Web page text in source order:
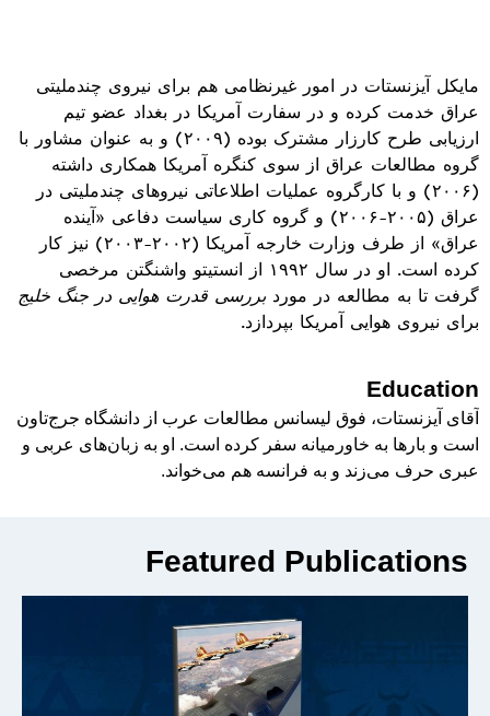
مایکل آیزنستات در امور غیرنظامی هم برای نیروی چندملیتی
عراق خدمت کرده و در سفارت آمریکا در بغداد عضو تیم
ارزیابی طرح کارزار مشترک بوده (۲۰۰۹) و به عنوان مشاور با
گروه مطالعات عراق از سوی کنگره آمریکا همکاری داشته
(۲۰۰۶) و با کارگروه عملیات اطلاعاتی نیروهای چندملیتی در
عراق (۲۰۰۵-۲۰۰۶) و گروه کاری سیاست دفاعی «آینده
عراق» از طرف وزارت خارجه آمریکا (۲۰۰۲-۲۰۰۳) نیز کار
کرده است. او در سال ۱۹۹۲ از انستیتو واشنگتن مرخصی
گرفت تا به مطالعه در موردبررسی قدرت هوایی در جنگ خلیج
برای نیروی هوایی آمریکا بپردازد.
Education
آقای آیزنستات، فوق لیسانس مطالعات عرب از دانشگاه جرج‌تاون
است و بارها به خاورمیانه سفر کرده است. او به زبان‌های عربی و
عبری حرف می‌زند و به فرانسه هم می‌خواند.
Featured Publications